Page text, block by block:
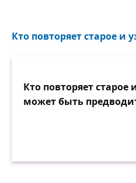
Кто повторяет старое и
Кто повторяет старое
может быть